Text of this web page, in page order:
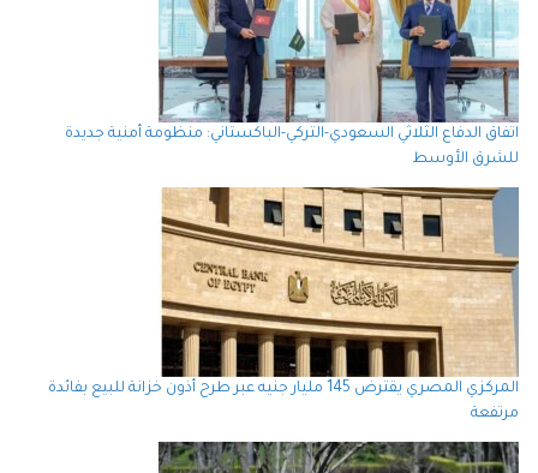
اتفاق الدفاع الثلاثي السعودي-التركي-الباكستاني: منظومة أمنية جديدة
للشرق الأوسط
المركزي المصري يقترض 145 مليار جنيه عبر طرح أذون خزانة للبيع بفائدة
مرتفعة